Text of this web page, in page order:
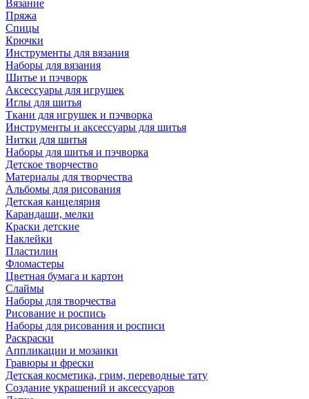
Вязание
Пряжа
Спицы
Крючки
Инструменты для вязания
Наборы для вязания
Шитье и пэчворк
Аксессуары для игрушек
Иглы для шитья
Ткани для игрушек и пэчворка
Инструменты и аксессуары для шитья
Нитки для шитья
Наборы для шитья и пэчворка
Детское творчество
Материалы для творчества
Альбомы для рисования
Детская канцелярия
Карандаши, мелки
Краски детские
Наклейки
Пластилин
Фломастеры
Цветная бумага и картон
Слаймы
Наборы для творчества
Рисование и роспись
Наборы для рисования и росписи
Раскраски
Аппликации и мозаики
Гравюры и фрески
Детская косметика, грим, переводные тату
Создание украшений и аксессуаров